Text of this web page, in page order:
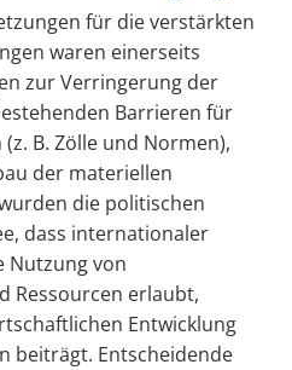
für die verstärkten
waren einerseits
zur Verringerung der
Barrieren für
B. Zölle und Normen),
der materiellen
die politischen
dass internationaler
Nutzung von
Ressourcen erlaubt,
Entwicklung
beiträgt. Entscheidende